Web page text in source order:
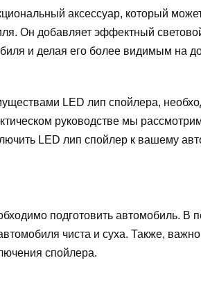
аксессуар, который
Он добавляет эффектный
и делая его более видимым на
LED лип спойлера,
руководстве мы
LED лип спойлер к вашему
подготовить автомобиль. В
чиста и суха. Также,
спойлера.